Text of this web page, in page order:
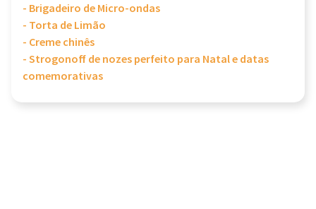
- Brigadeiro de Micro-ondas
- Torta de Limão
- Creme chinês
- Strogonoff de nozes perfeito para Natal e datas
comemorativas